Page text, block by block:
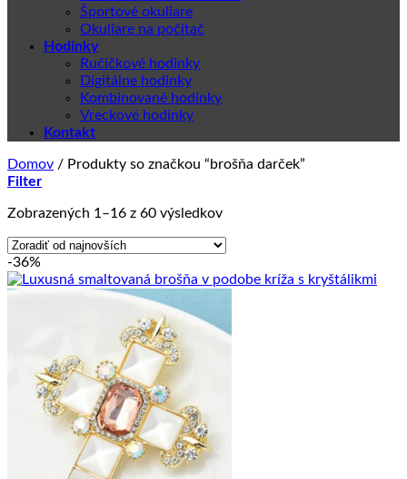
Športové okuliare
Okuliare na počítač
Hodinky
Ručičkové hodinky
Digitálne hodinky
Kombinované hodinky
Vreckové hodinky
Kontakt
Domov / Produkty so značkou “brošňa darček”
Filter
Zobrazených 1–16 z 60 výsledkovZoradené
najnovších
-36%